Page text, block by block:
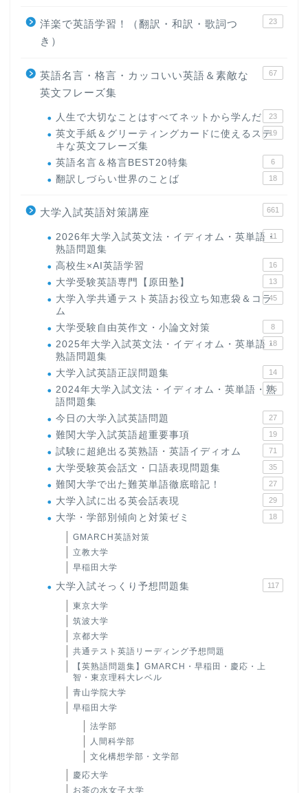
洋楽で英語学習！（翻訳・和訳・歌詞つ
き）
23
英語名言・格言・カッコいい英語＆素敵な
英文フレーズ集
67
人生で大切なことはすべてネットから学んだ 23
英文手紙＆グリーティングカードに使えるステ
キな英文フレーズ集
19
英語名言＆格言BEST20特集 6
翻訳しづらい世界のことば 18
大学入試英語対策講座 661
2026年大学入試英文法・イディオム・英単語・
熟語問題集
11
高校生×AI英語学習 16
大学受験英語専門【原田塾】 13
大学入学共通テスト英語お役立ち知恵袋＆コラ
ム
45
大学受験自由英作文・小論文対策 8
2025年大学入試英文法・イディオム・英単語・
熟語問題集
18
大学入試英語正誤問題集 14
2024年大学入試文法・イディオム・英単語・熟
語問題集
15
今日の大学入試英語問題 27
難関大学入試英語超重要事項 19
試験に超絶出る英熟語・英語イディオム 71
大学受験英会話文・口語表現問題集 35
難関大学で出た難英単語徹底暗記！ 27
大学入試に出る英会話表現 29
大学・学部別傾向と対策ゼミ 18
GMARCH英語対策
立教大学
早稲田大学
大学入試そっくり予想問題集 117
東京大学
筑波大学
京都大学
共通テスト英語リーディング予想問題
【英熟語問題集】GMARCH・早稲田・慶応・上
智・東京理科大レベル
青山学院大学
早稲田大学
法学部
人間科学部
文化構想学部・文学部
慶応大学
お茶の水女子大学